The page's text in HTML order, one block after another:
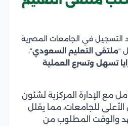
التسجيل في الجامعات المصرية
“ملتقى التعليم السعودي“،
تسهل وتسرع العملية
مع الإدارة المركزية لشئون
الأعلى للجامعات، مما يقلل
والوقت المطلوب من